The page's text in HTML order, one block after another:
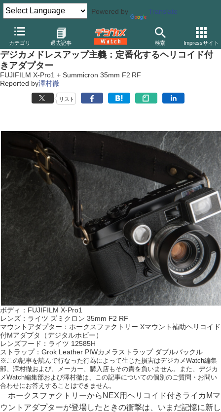
Powered by Translate
カテゴリ 過去記事 検索 Impressサイト
デジカメ Watch カメラ ミラーレスカメラ 富士フイルム
デジカメドレスアップ主義：定番化するヘリコイド付
きアダプター
FUJIFILM X-Pro1 + Summicron 35mm F2 RF
Reported by澤村徹
リスト
ボディ：FUJIFILM X-Pro1
レンズ：ライツ ズミクロン 35mm F2 RF
マウントアダプター：ホークスファクトリー Xマウント補助ヘリコイド
付Mアダプタ（デジタルホビー）
レンズフード：ライツ 12585H
ストラップ：Grok Leather PIWカメラストラップ ダブルバックル
※この記事を読んで行なった行為によって生じた損害はデジカメWatch編集
部、澤村徹および、メーカー、購入店もその責を負いません。また、デジカ
メWatch編集部および澤村徹は、この記事についての個別のご質問・お問い
合わせにお答えすることはできません。
ホークスファクトリーからNEX用ヘリコイド付きライカMマ
ウントアダプターが登場したときの衝撃は、いまだ記憶に新し